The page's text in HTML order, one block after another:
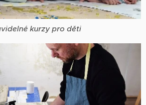
kurzy pro děti